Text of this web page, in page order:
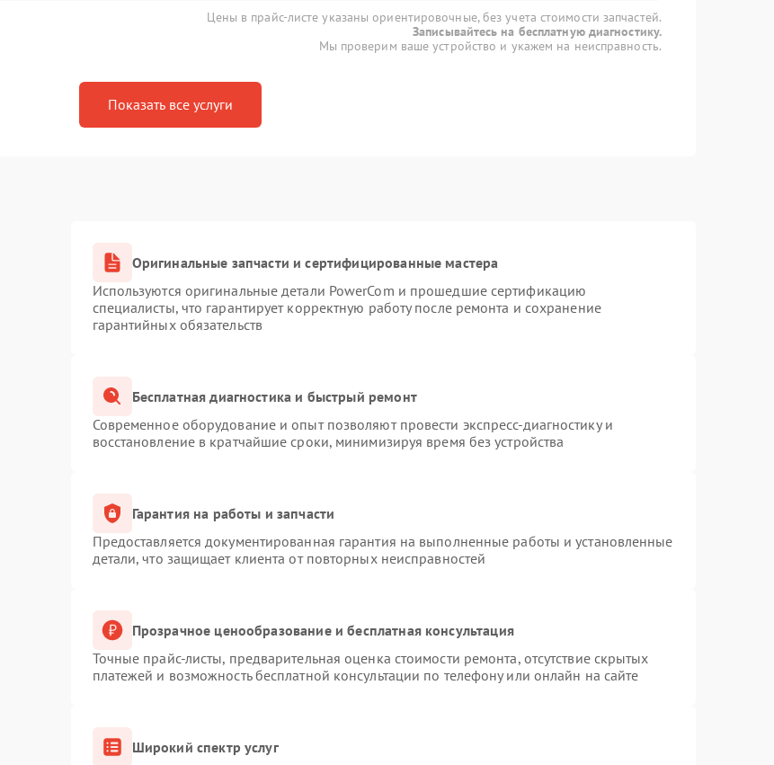
Цены в прайс-листе указаны ориентировочные, без учета стоимости запчастей.
Записывайтесь на бесплатную диагностику.
Мы проверим ваше устройство и укажем на неисправность.
Показать все услуги
Оригинальные запчасти и сертифицированные мастера
Используются оригинальные детали PowerCom и прошедшие сертификацию
специалисты, что гарантирует корректную работу после ремонта и сохранение
гарантийных обязательств
Бесплатная диагностика и быстрый ремонт
Современное оборудование и опыт позволяют провести экспресс-диагностику и
восстановление в кратчайшие сроки, минимизируя время без устройства
Гарантия на работы и запчасти
Предоставляется документированная гарантия на выполненные работы и установленные
детали, что защищает клиента от повторных неисправностей
Прозрачное ценообразование и бесплатная консультация
Точные прайс-листы, предварительная оценка стоимости ремонта, отсутствие скрытых
платежей и возможность бесплатной консультации по телефону или онлайн на сайте
Широкий спектр услуг